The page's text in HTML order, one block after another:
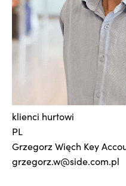
klienci hurtowi
PL
Grzegorz Więch Key
grzegorz.w@side.com.pl